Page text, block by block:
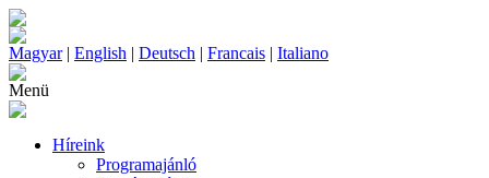
Magyar| English | Deutsch | Francais | Italiano
Menü
Híreink
Programajánló